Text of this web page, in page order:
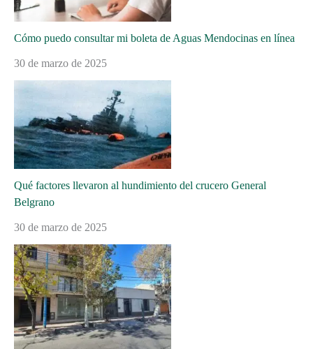
Cómo puedo consultar mi boleta de Aguas Mendocinas en línea
30 de marzo de 2025
Qué factores llevaron al hundimiento del crucero General
Belgrano
30 de marzo de 2025